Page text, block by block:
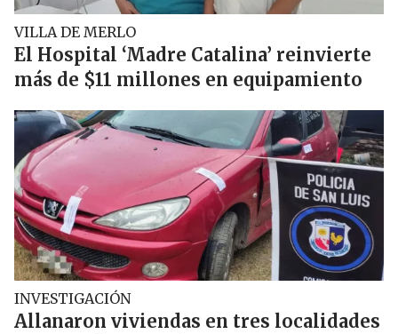
VILLA DE MERLO
El Hospital ‘Madre Catalina’ reinvierte
más de $11 millones en equipamiento
INVESTIGACIÓN
Allanaron viviendas en tres localidades